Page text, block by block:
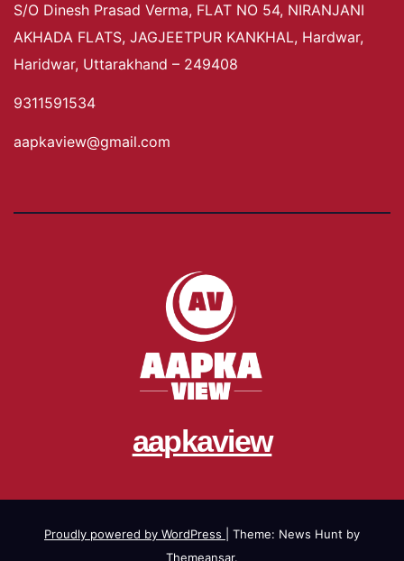
S/O Dinesh Prasad Verma, FLAT NO 54, NIRANJANI
AKHADA FLATS, JAGJEETPUR KANKHAL, Hardwar,
Haridwar, Uttarakhand – 249408
9311591534
aapkaview@gmail.com
aapkaview
Proudly powered by WordPress
Theme: News Hunt by
Themeansar.